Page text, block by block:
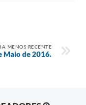
MENOS RECENTE
Maio de 2016.